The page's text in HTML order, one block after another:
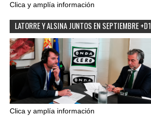
Clica y amplía información
LATORRE Y ALSINA JUNTOS EN SEPTIEMBRE +D1
Clica y amplía información